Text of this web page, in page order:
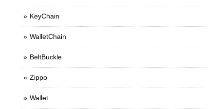
KeyChain
WalletChain
BeltBuckle
Zippo
Wallet